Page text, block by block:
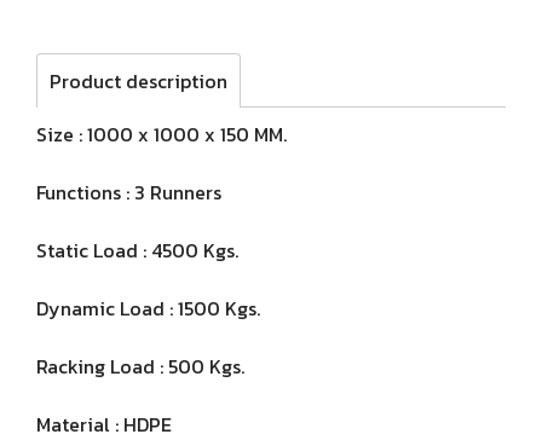
Product description
Size : 1000 x 1000 x 150 MM.
Functions : 3 Runners
Static Load : 4500 Kgs.
Dynamic Load : 1500 Kgs.
Racking Load : 500 Kgs.
Material : HDPE